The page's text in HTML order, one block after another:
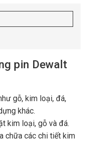
pin Dewalt
gỗ, kim loại, đá,
khác.
kim loại, gỗ và đá.
chữa các chi tiết kim